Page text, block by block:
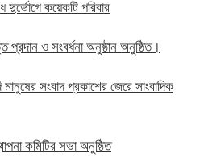
দুর্ভোগে কয়েকটি পরিবার
প্রদান ও সংবর্ধনা অনুষ্ঠান অনুষ্ঠিত।
সংবাদ প্রকাশের জেরে সাংবাদিক
কমিটির সভা অনুষ্ঠিত